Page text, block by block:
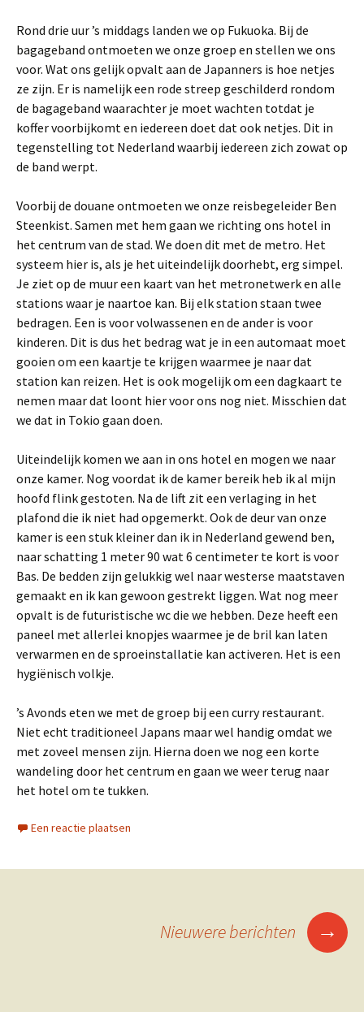
Rond drie uur ’s middags landen we op Fukuoka. Bij de
bagageband ontmoeten we onze groep en stellen we ons
voor. Wat ons gelijk opvalt aan de Japanners is hoe netjes
ze zijn. Er is namelijk een rode streep geschilderd rondom
de bagageband waarachter je moet wachten totdat je
koffer voorbijkomt en iedereen doet dat ook netjes. Dit in
tegenstelling tot Nederland waarbij iedereen zich zowat op
de band werpt.
Voorbij de douane ontmoeten we onze reisbegeleider Ben
Steenkist. Samen met hem gaan we richting ons hotel in
het centrum van de stad. We doen dit met de metro. Het
systeem hier is, als je het uiteindelijk doorhebt, erg simpel.
Je ziet op de muur een kaart van het metronetwerk en alle
stations waar je naartoe kan. Bij elk station staan twee
bedragen. Een is voor volwassenen en de ander is voor
kinderen. Dit is dus het bedrag wat je in een automaat moet
gooien om een kaartje te krijgen waarmee je naar dat
station kan reizen. Het is ook mogelijk om een dagkaart te
nemen maar dat loont hier voor ons nog niet. Misschien dat
we dat in Tokio gaan doen.
Uiteindelijk komen we aan in ons hotel en mogen we naar
onze kamer. Nog voordat ik de kamer bereik heb ik al mijn
hoofd flink gestoten. Na de lift zit een verlaging in het
plafond die ik niet had opgemerkt. Ook de deur van onze
kamer is een stuk kleiner dan ik in Nederland gewend ben,
naar schatting 1 meter 90 wat 6 centimeter te kort is voor
Bas. De bedden zijn gelukkig wel naar westerse maatstaven
gemaakt en ik kan gewoon gestrekt liggen. Wat nog meer
opvalt is de futuristische wc die we hebben. Deze heeft een
paneel met allerlei knopjes waarmee je de bril kan laten
verwarmen en de sproeinstallatie kan activeren. Het is een
hygiënisch volkje.
’s Avonds eten we met de groep bij een curry restaurant.
Niet echt traditioneel Japans maar wel handig omdat we
met zoveel mensen zijn. Hierna doen we nog een korte
wandeling door het centrum en gaan we weer terug naar
het hotel om te tukken.
Een reactie plaatsen
Berichtennavigatie
Nieuwere berichten →